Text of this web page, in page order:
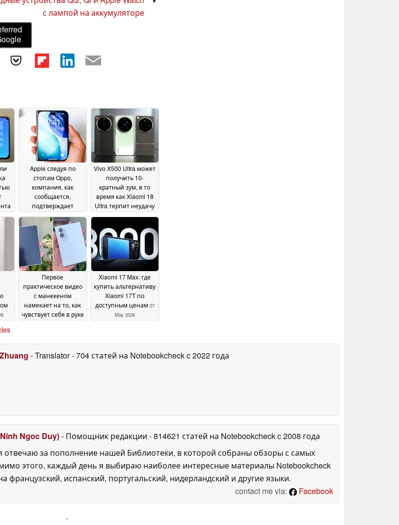
с лампой на аккумуляторе
2026
Apple следуя по
стопам Oppo,
компания, как
сообщается,
подтверждает
конструкцию iPhone
Ultra03 June 2026
Vivo X500 Ultra может
получить 10-
кратный зум, в то
время как Xiaomi 18
Ultra терпит неудачу
02 June 2026
Первое
практическое видео
с манекеном
намекает на то, как
чувствует себя в руке
Xiaomi 17 Max: где
купить альтернативу
Xiaomi 17T по
доступным ценам 27
May 2026
- Translator- 704 статей на Notebookcheckc 2022 года
Ngoc Duy)- Помощник редакции - 814621 статей на Notebookcheckc 2008 года
за пополнение нашей Библиотеки, в которой собраны обзоры с самых
этого, каждый день я выбираю наиболее интересные материалы Notebookcheck
французский, испанский, португальский, нидерландский и другие языки.
contact me via:
Facebook
'